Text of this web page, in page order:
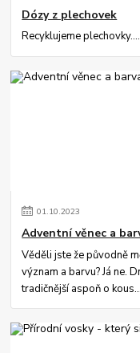
Dózy z plechovek
Recyklujeme
01.10.2023
Adventní věnec a
Věděli jste že původně
význam a barvu? Já ne.
tradičnější aspoň o